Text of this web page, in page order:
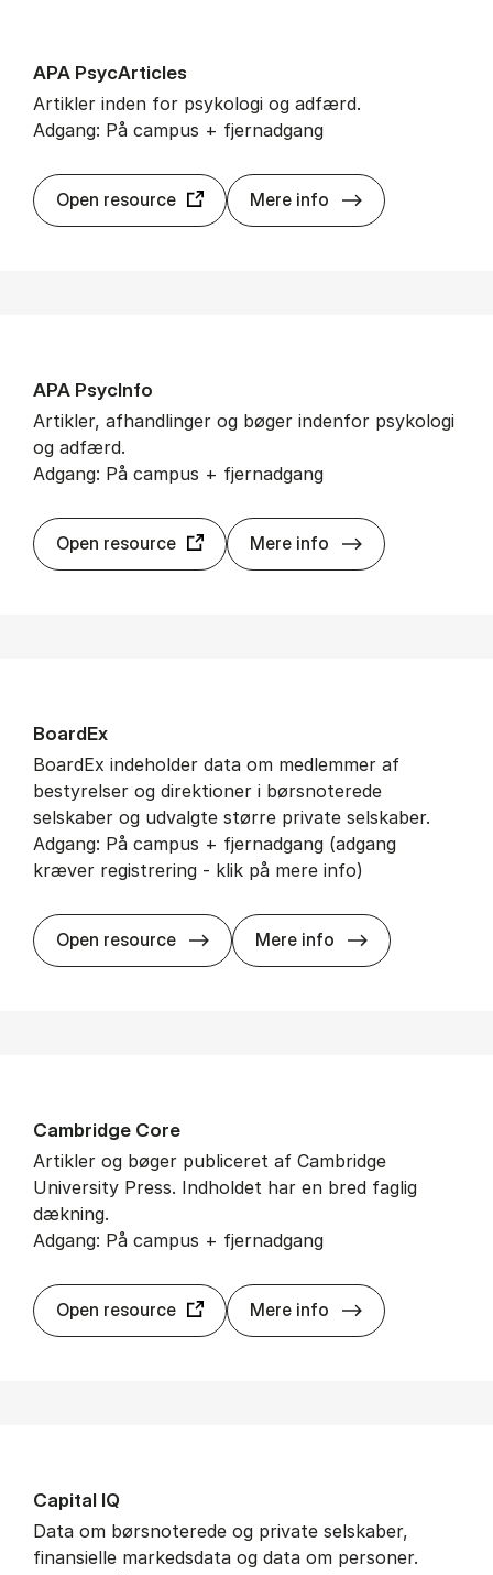
APA PsycAr­ti­c­les
Artikler inden for psykologi og adfærd.
Adgang: På campus + fjernadgang
Open resource Mere info APA
APA Psyc­In­fo
Artikler, afhandlinger og bøger indenfor psykologi
og adfærd.
Adgang: På campus + fjernadgang
Open resource Mere info APA Psyc­In­fo
Bo­ar­dEx
BoardEx indeholder data om medlemmer af
bestyrelser og direktioner i børsnoterede
selskaber og udvalgte større private selskaber.
Adgang: På campus + fjernadgang (adgang
kræver registrering - klik på mere info)
Open resource Mere info Bo­ar­dEx
Cam­brid­ge Core
Artikler og bøger publiceret af Cambridge
University Press. Indholdet har en bred faglig
dækning.
Adgang: På campus + fjernadgang
Open resource Mere info Cam­brid­ge
Ca­pi­tal IQ
Data om børsnoterede og private selskaber,
finansielle markedsdata og data om personer.